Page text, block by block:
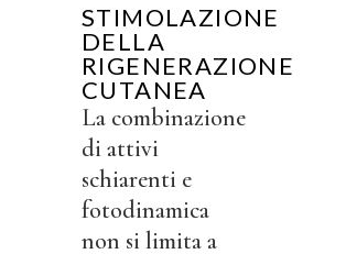
STIMOLAZIONE
DELLA
RIGENERAZIONE
CUTANEA
La combinazione
di attivi
schiarenti e
fotodinamica
non si limita a